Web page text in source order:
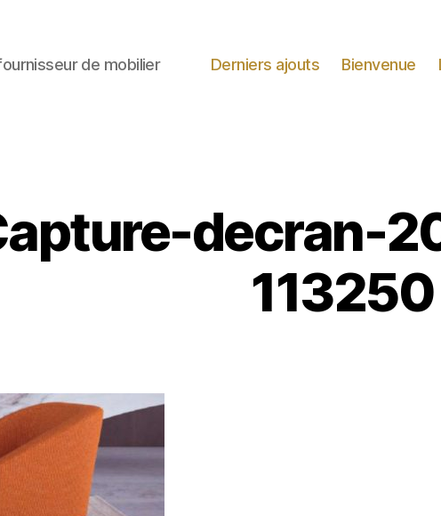
de mobilier Derniers ajouts Bienvenue
decran-
113250